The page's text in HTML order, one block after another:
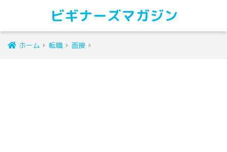
ビギナーズマガジン
ホーム 転職 面接